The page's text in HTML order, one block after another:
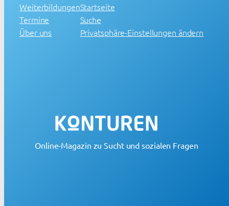
Weiterbildungen
Termine
Über uns
Startseite
Suche
Privatsphäre-Einstellungen ändern
Online-Magazin zu Sucht und sozialen Fragen